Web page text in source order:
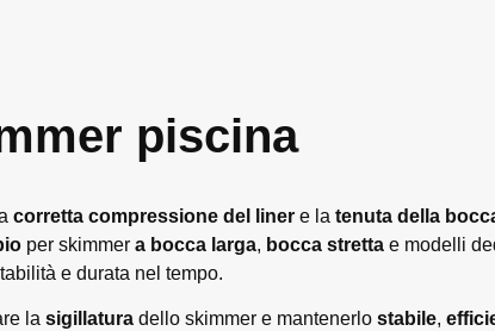
piscina
corretta compressione del linere la tenuta della
per skimmer a bocca larga, bocca strettae modelli
e durata nel tempo.
la sigillaturadello skimmer e mantenerlo stabile,